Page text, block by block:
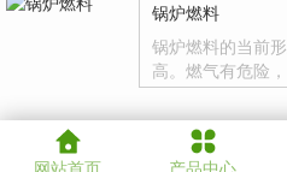
锅炉燃料
锅炉燃料的当前
高。燃气有危险